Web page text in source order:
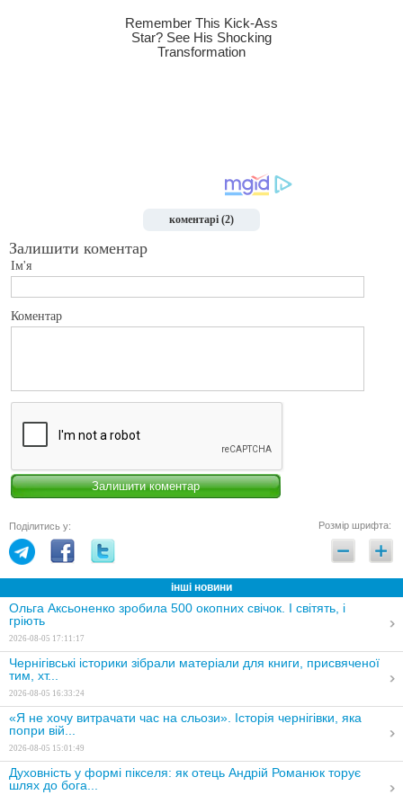
коментарі (2)
Залишити коментар
Ім'я
Коментар
Поділитись у: Розмір шрифта:
інші новини
Ольга Аксьоненко зробила 500 окопних свічок. І світять, і
гріють
2026-08-05 17:11:17
Чернігівські історики зібрали матеріали для книги, присвяченої
тим, хт...
2026-08-05 16:33:24
«Я не хочу витрачати час на сльози». Історія чернігівки, яка
попри вій...
2026-08-05 15:01:49
Духовність у формі пікселя: як отець Андрій Романюк торує
шлях до бога...